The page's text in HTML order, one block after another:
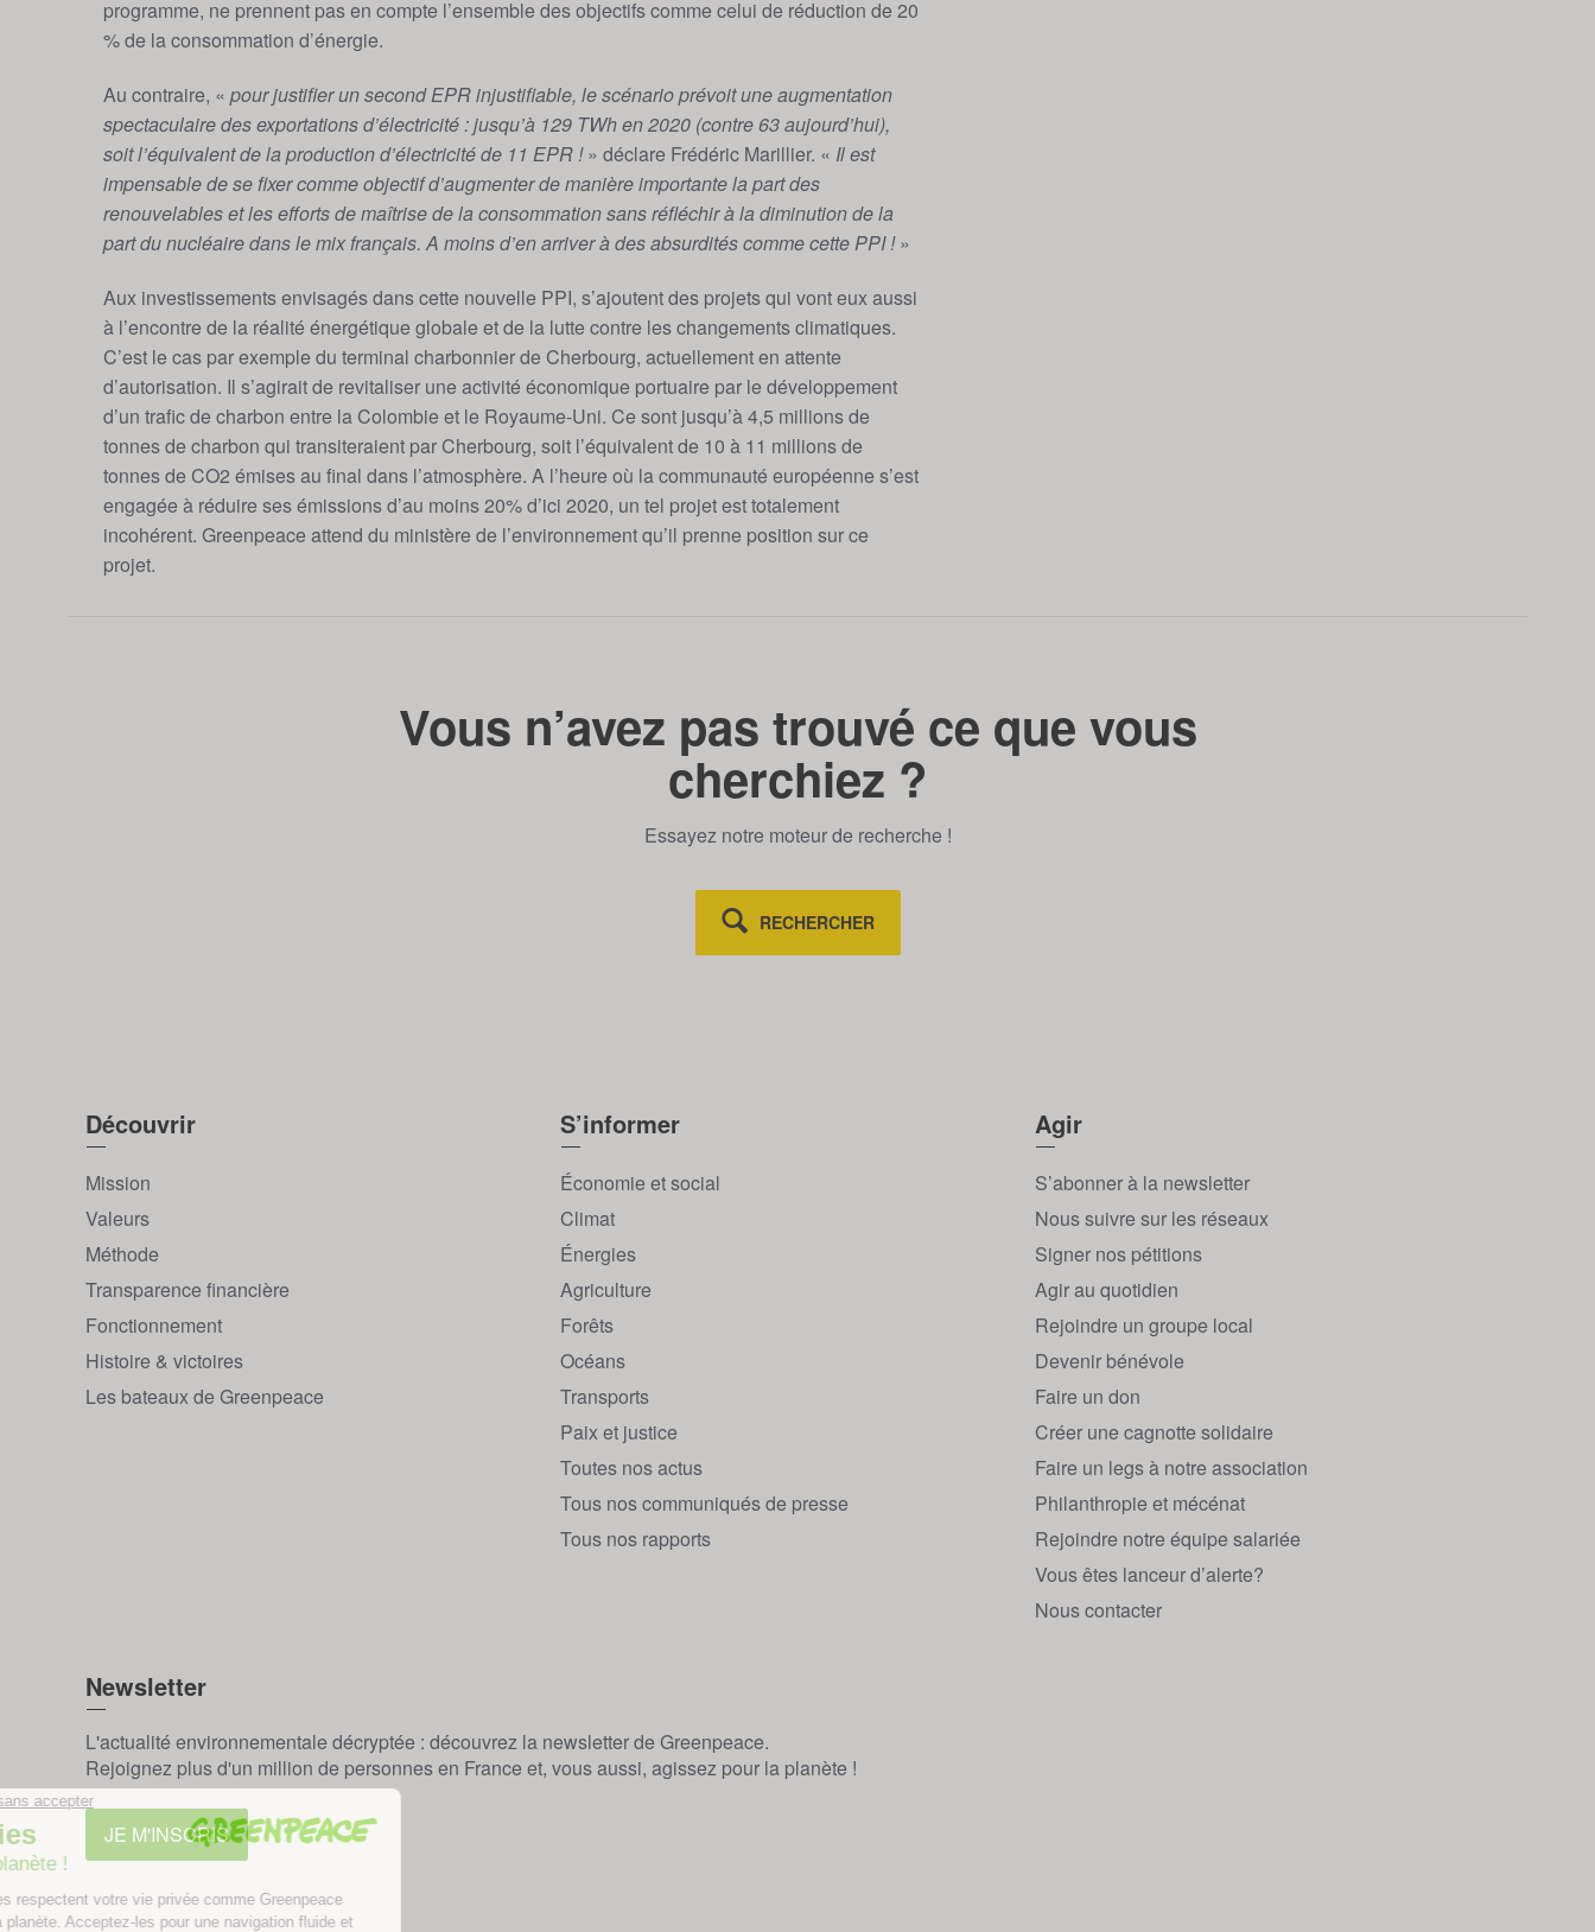
programme, ne prennent pas en compte l’ensemble des objectifs comme celui de réduction de 20
% de la consommation d’énergie.
Au contraire, « pour justifier un second EPR injustifiable, le scénario prévoit une augmentation
spectaculaire des exportations d’électricité : jusqu’à 129 TWh en 2020 (contre 63 aujourd’hui),
soit l’équivalent de la production d’électricité de 11 EPR !» déclare Frédéric Marillier. « Il est
impensable de se fixer comme objectif d’augmenter de manière importante la part des
renouvelables et les efforts de maîtrise de la consommation sans réfléchir à la diminution de la
part du nucléaire dans le mix français. A moins d’en arriver à des absurdités comme cette PPI !»
Aux investissements envisagés dans cette nouvelle PPI, s’ajoutent des projets qui vont eux aussi
à l’encontre de la réalité énergétique globale et de la lutte contre les changements climatiques.
C’est le cas par exemple du terminal charbonnier de Cherbourg, actuellement en attente
d’autorisation. Il s’agirait de revitaliser une activité économique portuaire par le développement
d’un trafic de charbon entre la Colombie et le Royaume-Uni. Ce sont jusqu’à 4,5 millions de
tonnes de charbon qui transiteraient par Cherbourg, soit l’équivalent de 10 à 11 millions de
tonnes de CO2 émises au final dans l’atmosphère. A l’heure où la communauté européenne s’est
engagée à réduire ses émissions d’au moins 20% d’ici 2020, un tel projet est totalement
incohérent. Greenpeace attend du ministère de l’environnement qu’il prenne position sur ce
projet.
Vous n’avez pas trouvé ce que vous
cherchiez ?
Essayez notre moteur de recherche !
RECHERCHER
Découvrir
Mission
Valeurs
Méthode
Transparence financière
Fonctionnement
Histoire & victoires
Les bateaux de Greenpeace
S’informer
Économie et social
Climat
Énergies
Agriculture
Forêts
Océans
Transports
Paix et justice
Toutes nos actus
Tous nos communiqués de presse
Tous nos rapports
Agir
S’abonner à la newsletter
Nous suivre sur les réseaux
Signer nos pétitions
Agir au quotidien
Rejoindre un groupe local
Devenir bénévole
Faire un don
Créer une cagnotte solidaire
Faire un legs à notre association
Philanthropie et mécénat
Rejoindre notre équipe salariée
Vous êtes lanceur d’alerte?
Nous contacter
Newsletter
L'actualité environnementale décryptée : découvrez la newsletter de Greenpeace.
Rejoignez plus d'un million de personnes en France et, vous aussi, agissez pour la planète !
JE M'INSCRIS